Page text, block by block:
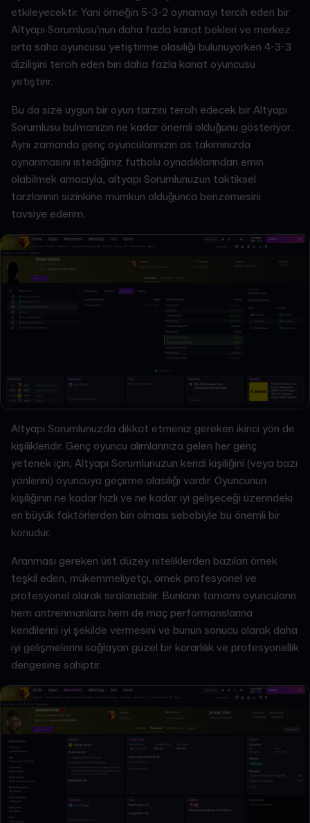
etkileyecektir. Yani örneğin 5-3-2 oynamayı tercih eden bir
Altyapı Sorumlusu'nun daha fazla kanat bekleri ve merkez
orta saha oyuncusu yetiştirme olasılığı bulunuyorken 4-3-3
dizilişini tercih eden biri daha fazla kanat oyuncusu
yetiştirir.
Bu da size uygun bir oyun tarzını tercih edecek bir Altyapı
Sorumlusu bulmanızın ne kadar önemli olduğunu gösteriyor.
Aynı zamanda genç oyuncularınızın as takımınızda
oynanmasını istediğiniz futbolu oynadıklarından emin
olabilmek amacıyla, altyapı Sorumlunuzun taktiksel
tarzlarının sizinkine mümkün olduğunca benzemesini
tavsiye ederim.
Altyapı Sorumlunuzda dikkat etmeniz gereken ikinci yön de
kişilikleridir. Genç oyuncu alımlarınıza gelen her genç
yetenek için, Altyapı Sorumlunuzun kendi kişiliğini (veya bazı
yönlerini) oyuncuya geçirme olasılığı vardır. Oyuncunun
kişiliğinin ne kadar hızlı ve ne kadar iyi gelişeceği üzerindeki
en büyük faktörlerden biri olması sebebiyle bu önemli bir
konudur.
Aranması gereken üst düzey niteliklerden bazıları örnek
teşkil eden, mükemmeliyetçi, örnek profesyonel ve
profesyonel olarak sıralanabilir. Bunların tamamı oyuncuların
hem antrenmanlara hem de maç performanslarına
kendilerini iyi şekilde vermesini ve bunun sonucu olarak daha
iyi gelişmelerini sağlayan güzel bir kararlılık ve profesyonellik
dengesine sahiptir.